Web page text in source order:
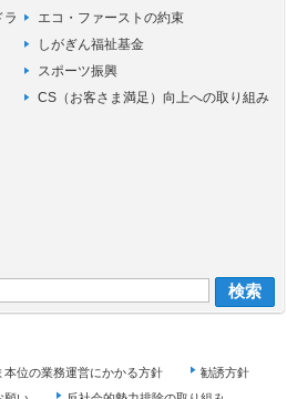
ラ
エコ・ファーストの約束
しがぎん福祉基金
スポーツ振興
CS（お客さま満足）向上への取り組み
本位の業務運営にかかる方針
勧誘方針